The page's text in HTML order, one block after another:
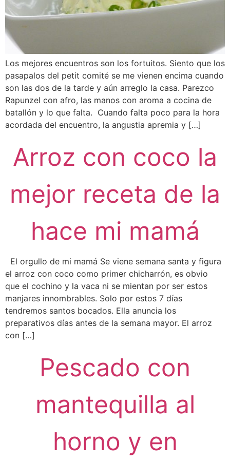
Los mejores encuentros son los fortuitos. Siento que los
pasapalos del petit comité se me vienen encima cuando
son las dos de la tarde y aún arreglo la casa. Parezco
Rapunzel con afro, las manos con aroma a cocina de
batallón y lo que falta. Cuando falta poco para la hora
acordada del encuentro, la angustia apremia y […]
Arroz con coco la
mejor receta de la
hace mi mamá
El orgullo de mi mamá Se viene semana santa y figura
el arroz con coco como primer chicharrón, es obvio
que el cochino y la vaca ni se mientan por ser estos
manjares innombrables. Solo por estos 7 días
tendremos santos bocados. Ella anuncia los
preparativos días antes de la semana mayor. El arroz
con […]
Pescado con
mantequilla al
horno y en